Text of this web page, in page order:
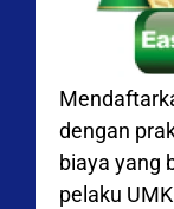
dengan
biaya yang
pelaku